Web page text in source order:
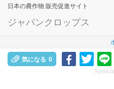
日本の農作物 販売促進サイト
ジャパンクロップス
気になる 0